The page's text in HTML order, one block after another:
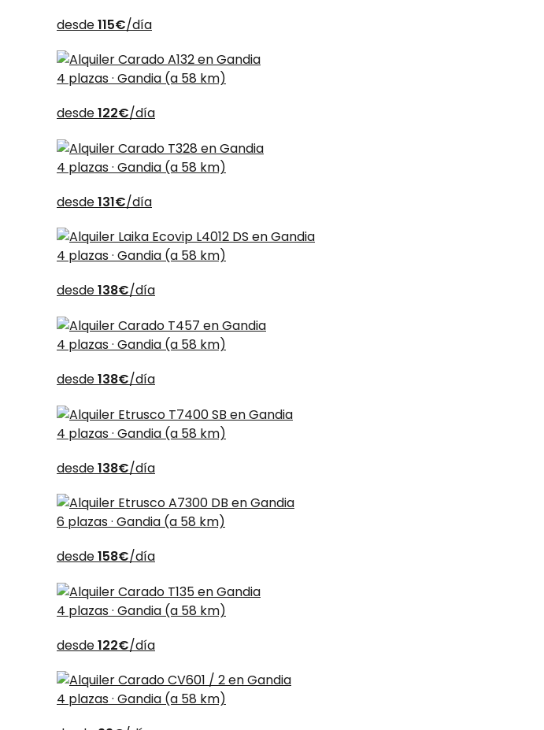
desde115€/día
4 plazas · Gandia (a 58 km)
desde122€/día
4 plazas · Gandia (a 58 km)
desde131€/día
4 plazas · Gandia (a 58 km)
desde138€/día
4 plazas · Gandia (a 58 km)
desde138€/día
4 plazas · Gandia (a 58 km)
desde138€/día
6 plazas · Gandia (a 58 km)
desde158€/día
4 plazas · Gandia (a 58 km)
desde122€/día
4 plazas · Gandia (a 58 km)